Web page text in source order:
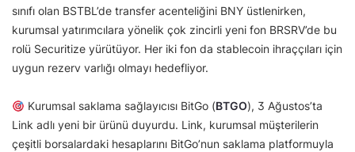
sınıfı olan BSTBL’de transfer acenteliğini BNY üstlenirken,
kurumsal yatırımcılara yönelik çok zincirli yeni fon BRSRV’de bu
rolü Securitize yürütüyor. Her iki fon da stablecoin ihraççıları için
uygun rezerv varlığı olmayı hedefliyor.
Kurumsal saklama sağlayıcısı BitGo (BTGO), 3 Ağustos’ta
Link adlı yeni bir ürünü duyurdu. Link, kurumsal müşterilerin
çeşitli borsalardaki hesaplarını BitGo’nun saklama platformuyla